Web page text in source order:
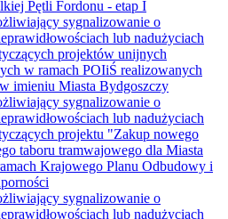
Pętli Fordonu - etap I
sygnalizowanie o
lub nadużyciach
projektów unijnych
w ramach POIiŚ realizowanych
imieniu Miasta Bydgoszczy
sygnalizowanie o
lub nadużyciach
projektu "Zakup nowego
taboru tramwajowego dla Miasta
Krajowego Planu Odbudowy i
sygnalizowanie o
lub nadużyciach